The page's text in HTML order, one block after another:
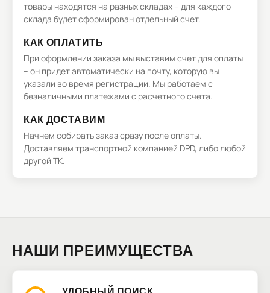
товары находятся на разных складах – для каждого
склада будет сформирован отдельный счет.
КАК ОПЛАТИТЬ
При оформлении заказа мы выставим счет для оплаты
– он придет автоматически на почту, которую вы
указали во время регистрации. Мы работаем с
безналичными платежами с расчетного счета.
КАК ДОСТАВИМ
Начнем собирать заказ сразу после оплаты.
Доставляем транспортной компанией DPD, либо любой
другой ТК.
НАШИ ПРЕИМУЩЕСТВА